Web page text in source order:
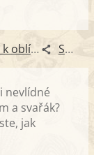
Přidat k oblíbeným Sdílet
nevlídné
a svařák?
jak